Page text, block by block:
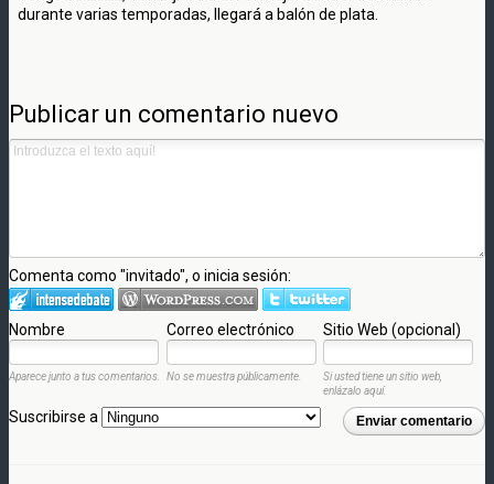
durante varias temporadas, llegará a balón de plata.
Publicar un comentario nuevo
Comenta como "invitado", o inicia sesión:
Nombre Correo electrónico Sitio Web (opcional)
Aparece junto a tus comentarios. No se muestra públicamente.
Si usted tiene un sitio web,
enlázalo aquí.
Enviar comentario
Suscribirse a